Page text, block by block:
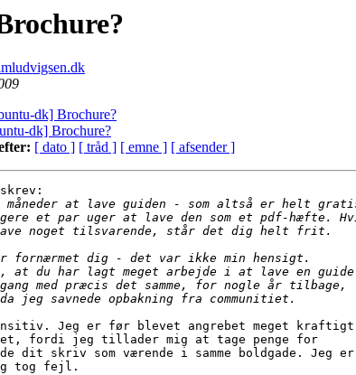
dk] Brochure?
dk] Brochure?
[ dato ] [ tråd ] [ emne ] [ afsender ]
Jeg er før blevet angrebet meget kraftigt
fordi jeg tillader mig at tage penge for
dit skriv som værende i samme boldgade. Jeg er
tog fejl.